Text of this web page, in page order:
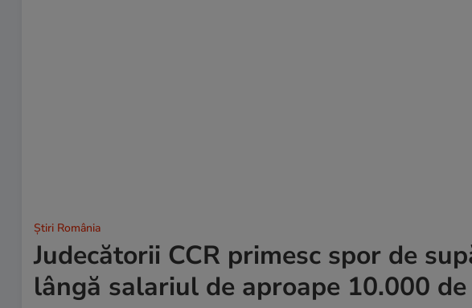
Știri România
Judecătorii CCR primesc spor de
lângă salariul de aproape 10.000